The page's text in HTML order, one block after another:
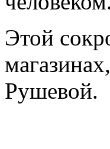
Этой
Рушевой.